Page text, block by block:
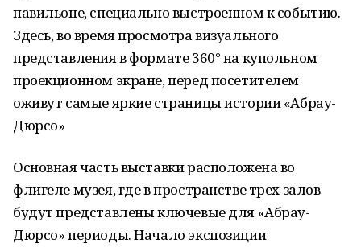
павильоне, специально выстроенном к событию.
Здесь, во время просмотра визуального
представления в формате 360° на купольном
проекционном экране, перед посетителем
оживут самые яркие страницы истории «Абрау-
Дюрсо»
Основная часть выставки расположена во
флигеле музея, где в пространстве трех залов
будут представлены ключевые для «Абрау-
Дюрсо» периоды. Начало экспозиции